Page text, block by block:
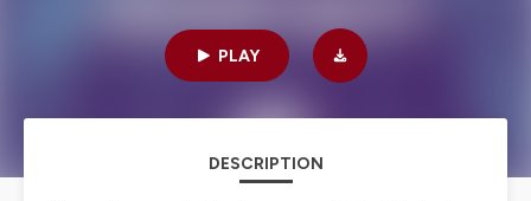
PLAY
DESCRIPTION